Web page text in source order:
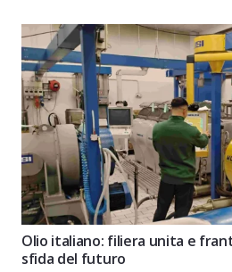
Olio italiano: filiera unita e
sfida del futuro